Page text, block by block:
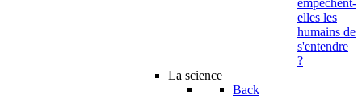
empêchent-
elles les
humains de
s'entendre
?
La science
Back